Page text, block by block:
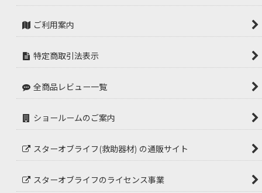
ご利用案内
特定商取引法表示
全商品レビュー一覧
ショールームのご案内
スターオブライフ(救助器材) の通販サイト
スターオブライフのライセンス事業